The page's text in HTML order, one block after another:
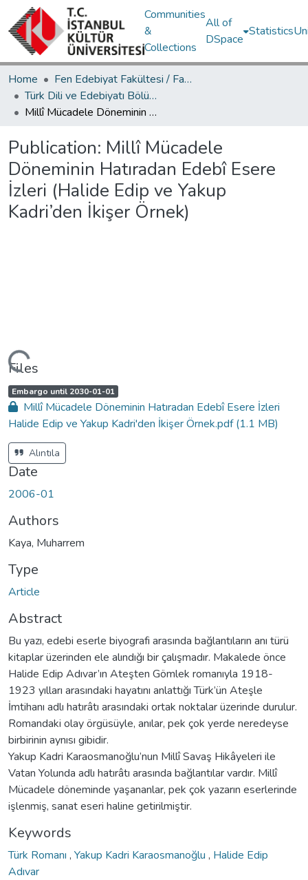
Communities
&
Collections
All of
DSpace
Statistics
Home
Fen Edebiyat Fakültesi / Faculty of Letters and Sciences
Türk Dili ve Edebiyatı Bölümü / Department of Turkish Language and Literature
Millî Mücadele Döneminin Hatıradan Edebî Esere İzleri (Halide Edip ve Yakup Kadri’den İkişer Örnek)
Publication: Millî Mücadele
Döneminin Hatıradan Edebî Esere
İzleri (Halide Edip ve Yakup
Kadri’den İkişer Örnek)
Files
A
c
c
e
s
s
a
t
u
:
Embargo until 2030-01-01,
Millî Mücadele Döneminin Hatıradan Edebî Esere İzleri
Halide Edip ve Yakup Kadri'den İkişer Örnek.pdf(1.1 MB)
Alıntıla
Date
2006-01
Authors
Kaya, Muharrem
Type
Article
Abstract
Bu yazı, edebi eserle biyografi arasında bağlantıların anı türü
kitaplar üzerinden ele alındığı bir çalışmadır. Makalede önce
Halide Edip Adıvar’ın Ateşten Gömlek romanıyla 1918-
1923 yılları arasındaki hayatını anlattığı Türk’ün Ateşle
İmtihanı adlı hatırâtı arasındaki ortak noktalar üzerinde durulur.
Romandaki olay örgüsüyle, anılar, pek çok yerde neredeyse
birbirinin aynısı gibidir.
Yakup Kadri Karaosmanoğlu’nun Millî Savaş Hikâyeleri ile
Vatan Yolunda adlı hatırâtı arasında bağlantılar vardır. Millî
Mücadele döneminde yaşananlar, pek çok yazarın eserlerinde
işlenmiş, sanat eseri haline getirilmiştir.
Keywords
Türk Romanı , Yakup Kadri Karaosmanoğlu , Halide Edip
Adıvar